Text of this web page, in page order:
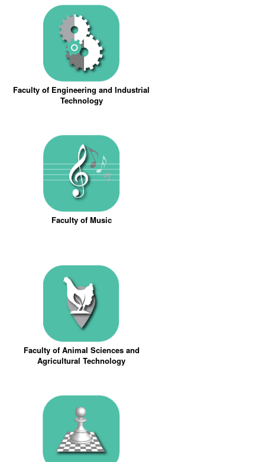
Faculty of Engineering and Industrial
Technology
Faculty of Music
Faculty of Animal Sciences and
Agricultural Technology